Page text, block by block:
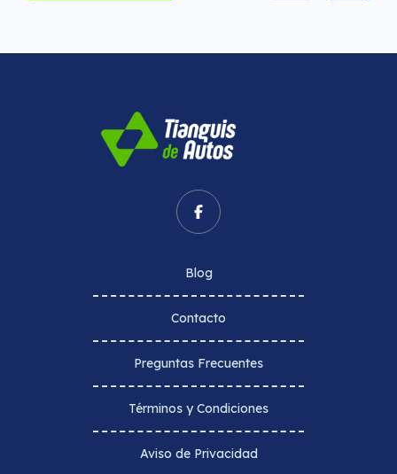
Blog
Contacto
Preguntas Frecuentes
Términos y Condiciones
Aviso de Privacidad